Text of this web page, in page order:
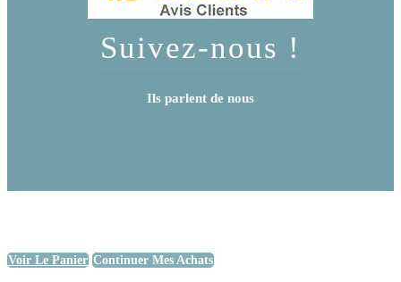
Suivez-nous !
Ils parlent de nous
Voir Le Panier Continuer Mes Achats